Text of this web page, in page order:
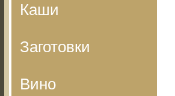
Каши
Заготовки
Вино